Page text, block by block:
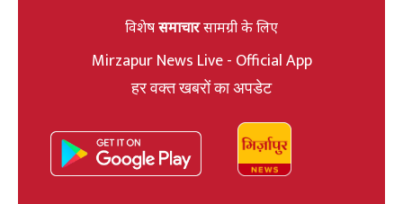
विशेषसमाचारसामग्री के लिए
Mirzapur News Live - Official App
हर वक्त खबरों का अपडेट